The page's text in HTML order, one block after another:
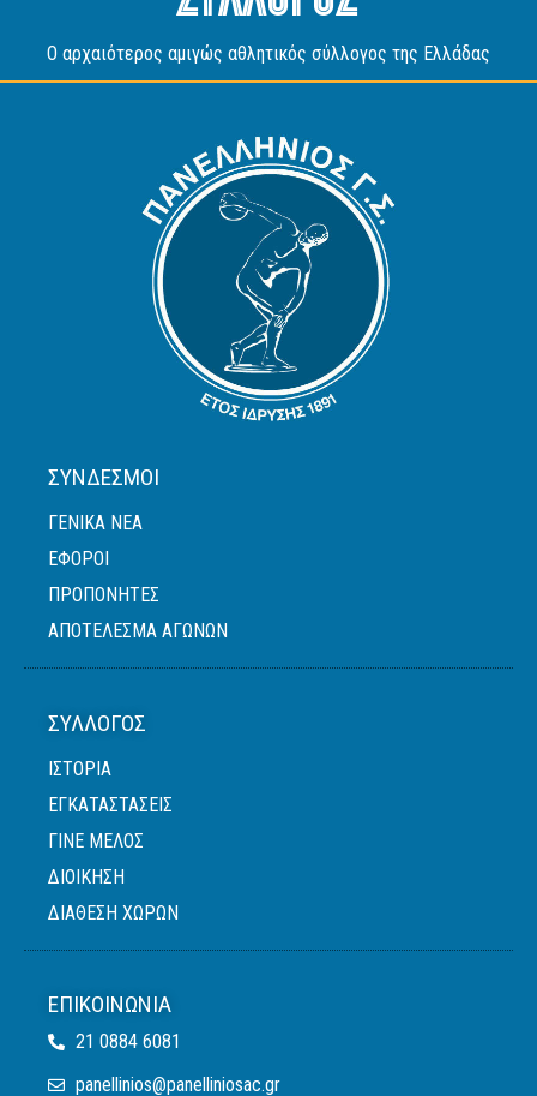
O αρχαιότερος αμιγώς αθλητικός σύλλογος της Ελλάδας
ΣΎΝΔΕΣΜΟΙ
ΓΕΝΙΚΆ ΝΈΑ
ΈΦΟΡΟΙ
ΠΡΟΠΟΝΗΤΈΣ
ΑΠΟΤΕΛΕΣΜΑ ΑΓΩΝΩΝ
ΣΎΛΛΟΓΟΣ
ΙΣΤΟΡΙΑ
ΕΓΚΑΤΑΣΤΑΣΕΙΣ
ΓΙΝΕ ΜΕΛΟΣ
ΔΙΟΙΚΗΣΗ
ΔΙΑΘΕΣΗ ΧΩΡΩΝ
ΕΠΙΚΟΙΝΩΝΊΑ
21 0884 6081
panellinios@panelliniosac.gr